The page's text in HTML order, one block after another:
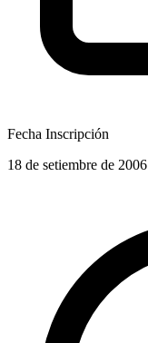
Fecha Inscripción
18 de setiembre de 2006